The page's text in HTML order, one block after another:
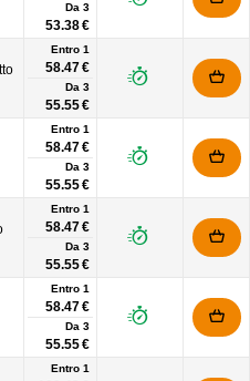
Da 3
53.38 €
Entro 1
58.47 €
Da 3
55.55 €
Entro 1
58.47 €
Da 3
55.55 €
Entro 1
58.47 €
Da 3
55.55 €
Entro 1
58.47 €
Da 3
55.55 €
Entro 1